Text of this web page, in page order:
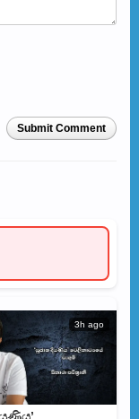
Submit Comment
3h ago